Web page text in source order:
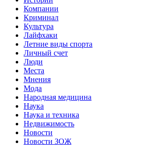
Компании
Криминал
Культура
Лайфхаки
Летние виды спорта
Личный счет
Люди
Места
Мнения
Мода
Народная медицина
Наука
Наука и техника
Недвижимость
Новости
Новости ЗОЖ